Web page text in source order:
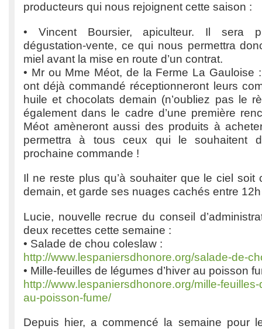
producteurs qui nous rejoignent cette saison :
• Vincent Boursier, apiculteur. Il sera
dégustation-vente, ce qui nous permettra
miel avant la mise en route d’un contrat.
• Mr ou Mme Méot, de la Ferme La Gauloise
ont déjà commandé réceptionneront leurs
huile et chocolats demain (n’oubliez pas le
également dans le cadre d’une première
Méot amèneront aussi des produits à
permettra à tous ceux qui le souhaitent
prochaine commande !
Il ne reste plus qu’à souhaiter que le ciel soit
demain, et garde ses nuages cachés entre
Lucie, nouvelle recrue du conseil
deux recettes cette semaine :
• Salade de chou coleslaw :
http://www.lespaniersdhonore.org/salade-de-
• Mille-feuilles de légumes d’hiver au poisson
http://www.lespaniersdhonore.org/mille-
au-poisson-fume/
Depuis hier, a commencé la semaine pour